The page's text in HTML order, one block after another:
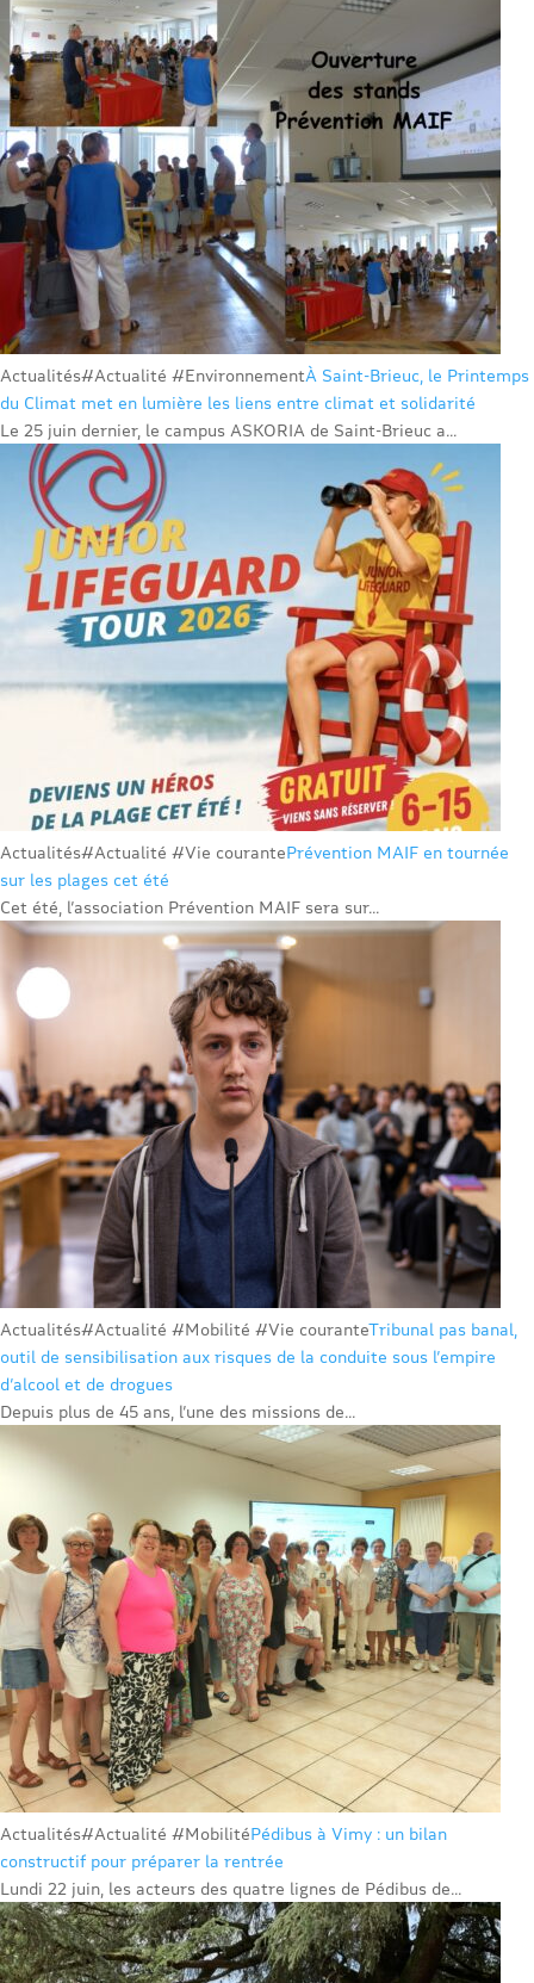
Actualités#Actualité #EnvironnementÀ Saint-Brieuc, le Printemps
du Climat met en lumière les liens entre climat et solidarité
Le 25 juin dernier, le campus ASKORIA de Saint-Brieuc a...
Actualités#Actualité #Vie courantePrévention MAIF en tournée
sur les plages cet été
Cet été, l’association Prévention MAIF sera sur...
Actualités#Actualité #Mobilité #Vie couranteTribunal pas banal,
outil de sensibilisation aux risques de la conduite sous l’empire
d’alcool et de drogues
Depuis plus de 45 ans, l’une des missions de...
Actualités#Actualité #MobilitéPédibus à Vimy : un bilan
constructif pour préparer la rentrée
Lundi 22 juin, les acteurs des quatre lignes de Pédibus de...